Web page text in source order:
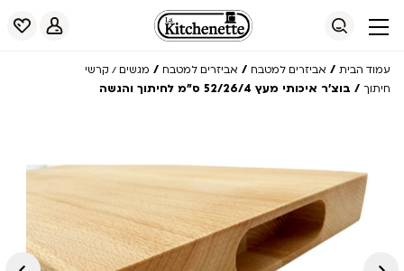
עמוד הבית / אביזרים למטבח / אביזרים למטבח / מגשים / קרשי
חיתוך / בוצ’ר איכותי מעץ 52/26/4 ס”מ לחיתוך והגשה